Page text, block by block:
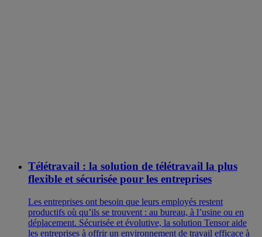
Télétravail : la solution de télétravail la plus
flexible et sécurisée pour les entreprises
Les entreprises ont besoin que leurs employés restent
productifs où qu’ils se trouvent : au bureau, à l’usine ou en
déplacement. Sécurisée et évolutive, la solution Tensor aide
les entreprises à offrir un environnement de travail efficace à